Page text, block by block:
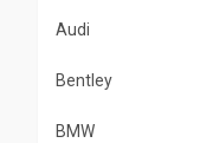
Audi
Bentley
BMW